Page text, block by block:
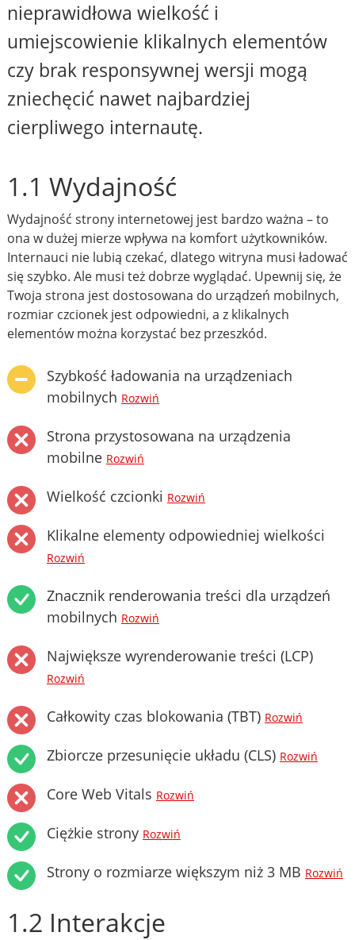
nieprawidłowa wielkość i
umiejscowienie klikalnych elementów
czy brak responsywnej wersji mogą
zniechęcić nawet najbardziej
cierpliwego internautę.
1.1 Wydajność
Wydajność strony internetowej jest bardzo ważna – to
ona w dużej mierze wpływa na komfort użytkowników.
Internauci nie lubią czekać, dlatego witryna musi ładować
się szybko. Ale musi też dobrze wyglądać. Upewnij się, że
Twoja strona jest dostosowana do urządzeń mobilnych,
rozmiar czcionek jest odpowiedni, a z klikalnych
elementów można korzystać bez przeszkód.
Szybkość ładowania na urządzeniach
mobilnych Rozwiń
Strona przystosowana na urządzenia
mobilne Rozwiń
Wielkość czcionki Rozwiń
Klikalne elementy odpowiedniej wielkości
Rozwiń
Znacznik renderowania treści dla urządzeń
mobilnych Rozwiń
Największe wyrenderowanie treści (LCP)
Rozwiń
Całkowity czas blokowania (TBT) Rozwiń
Zbiorcze przesunięcie układu (CLS) Rozwiń
Core Web Vitals Rozwiń
Ciężkie strony Rozwiń
Strony o rozmiarze większym niż 3 MB Rozwiń
1.2 Interakcje